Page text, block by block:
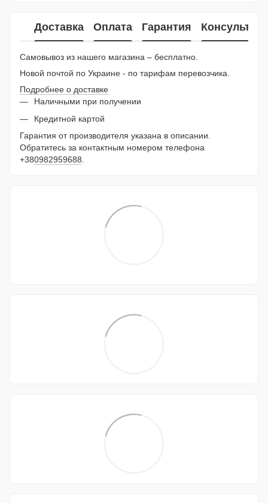
Доставка Оплата Гарантия
Самовывоз из нашего магазина – бесплатно.
Новой почтой по Украине - по тарифам перевозчика.
Подробнее о доставке
Наличными при получении
Кредитной картой
Гарантия от производителя указана в описании.
Обратитесь за контактным номером телефона
+380982959688